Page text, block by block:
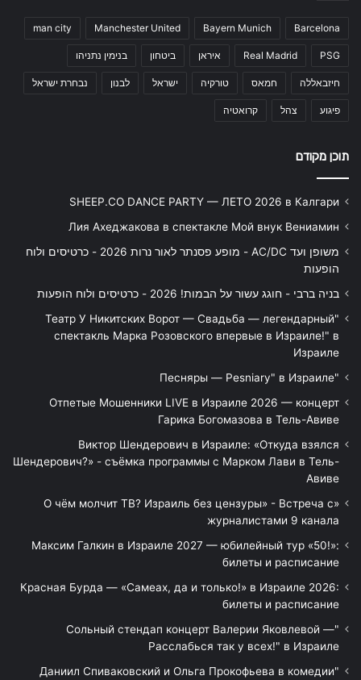
Barcelona
Bayern Munich
Manchester United
man city
PSG
Real Madrid איראן ביטחון בנימין נתניהו
חיזבאללה חמאס טורקיה ישראל לבנון נבחרת ישראל
פיגוע צהל קרואטיה
תוכן מקודם
SHEEP.CO DANCE PARTY — ЛЕТО 2026 в Калгари
Лия Ахеджакова в спектакле Мой внук Вениамин
משופן ועד AC/DC - מופע פסנתר לאור נרות 2026 - כרטיסים ולוח
הופעות
בניה ברבי - חוגג עשור על הבמות! 2026 - כרטיסים ולוח הופעות
"Театр У Никитских Ворот — Свадьба — легендарный
спектакль Марка Розовского впервые в Израиле!" в
Израиле
"Песняры — Pesniary" в Израиле
Отпетые Мошенники LIVE в Израиле 2026 — концерт
Гарика Богомазова в Тель-Авиве
Виктор Шендерович в Израиле: «Откуда взялся
Шендерович?» - съёмка программы с Марком Лави в Тель-
Авиве
«О чём молчит ТВ? Израиль без цензуры» - Встреча с
журналистами 9 канала
Максим Галкин в Израиле 2027 — юбилейный тур «50!»:
билеты и расписание
Красная Бурда — «Самеах, да и только!» в Израиле 2026:
билеты и расписание
"Сольный стендап концерт Валерии Яковлевой —
Расслабься так у всех!" в Израиле
"Даниил Спиваковский и Ольга Прокофьева в комедии